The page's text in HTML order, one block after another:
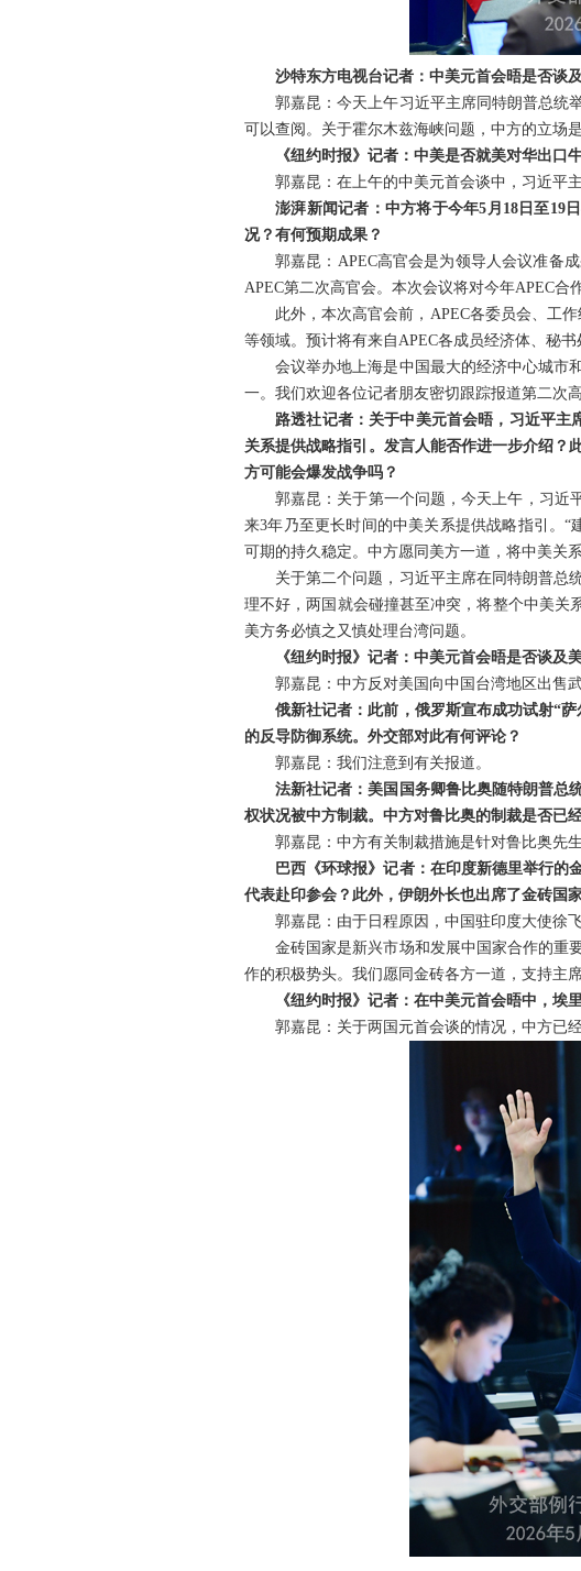
沙特东方电视台记者：中美元首会晤是否谈
郭嘉昆：今天上午习近平主席同特朗普总统
可以查阅。关于霍尔木兹海峡问题，中方的立场
《纽约时报》记者：中美是否就美对华出口
郭嘉昆：在上午的中美元首会谈中，习近平
澎湃新闻记者：中方将于今年5月18日至19
况？有何预期成果？
郭嘉昆：APEC高官会是为领导人会议准备
APEC第二次高官会。本次会议将对今年APEC合
此外，本次高官会前，APEC各委员会、工
等领域。预计将有来自APEC各成员经济体、秘书
会议举办地上海是中国最大的经济中心城市
一。我们欢迎各位记者朋友密切跟踪报道第二次
路透社记者：关于中美元首会晤，习近平
关系提供战略指引。发言人能否作进一步介绍？
方可能会爆发战争吗？
郭嘉昆：关于第一个问题，今天上午，习近
来3年乃至更长时间的中美关系提供战略指引。
可期的持久稳定。中方愿同美方一道，将中美关
关于第二个问题，习近平主席在同特朗普总
理不好，两国就会碰撞甚至冲突，将整个中美关
美方务必慎之又慎处理台湾问题。
《纽约时报》记者：中美元首会晤是否谈及
郭嘉昆：中方反对美国向中国台湾地区出售
俄新社记者：此前，俄罗斯宣布成功试射“
的反导防御系统。外交部对此有何评论？
郭嘉昆：我们注意到有关报道。
法新社记者：美国国务卿鲁比奥随特朗普总
权状况被中方制裁。中方对鲁比奥的制裁是否已
郭嘉昆：中方有关制裁措施是针对鲁比奥先
巴西《环球报》记者：在印度新德里举行的
代表赴印参会？此外，伊朗外长也出席了金砖国
郭嘉昆：由于日程原因，中国驻印度大使徐
金砖国家是新兴市场和发展中国家合作的重
作的积极势头。我们愿同金砖各方一道，支持主
《纽约时报》记者：在中美元首会晤中，埃
郭嘉昆：关于两国元首会谈的情况，中方已